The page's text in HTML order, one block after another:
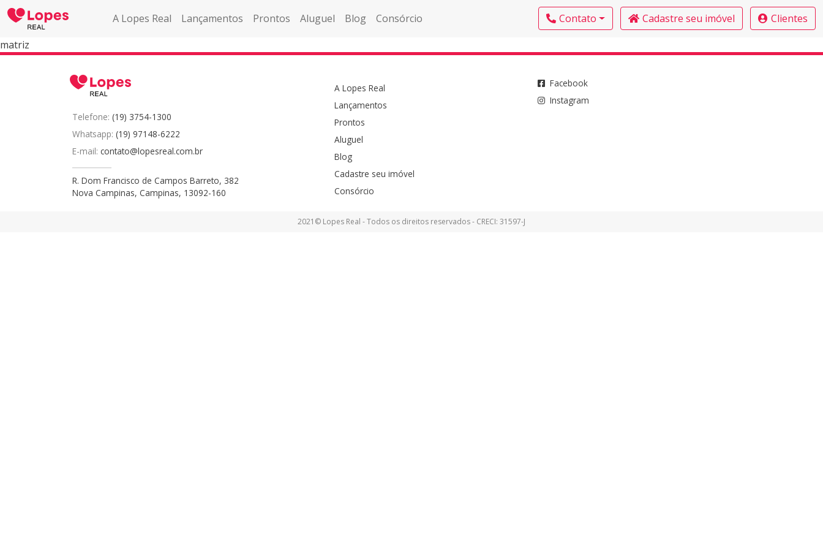
A Lopes Real Lançamentos Prontos Aluguel Blog Consórcio Contato Cadastre seu imóvel
Clientes
matriz
Telefone: (19) 3754-1300
Whatsapp: (19) 97148-6222
E-mail: contato@lopesreal.com.br
R. Dom Francisco de Campos Barreto, 382
Nova Campinas, Campinas, 13092-160
A Lopes Real
Lançamentos
Prontos
Aluguel
Blog
Cadastre seu imóvel
Consórcio
Facebook
Instagram
2021© Lopes Real - Todos os direitos reservados - CRECI: 31597-J